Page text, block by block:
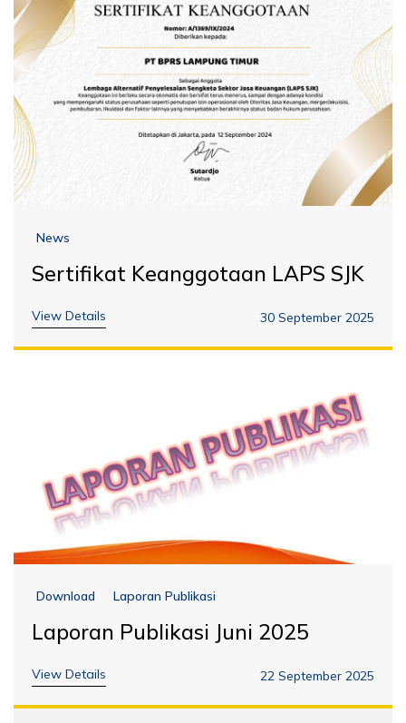
News
Sertifikat Keanggotaan LAPS SJK
View Details 30 September 2025
Download Laporan Publikasi
Laporan Publikasi Juni 2025
View Details 22 September 2025